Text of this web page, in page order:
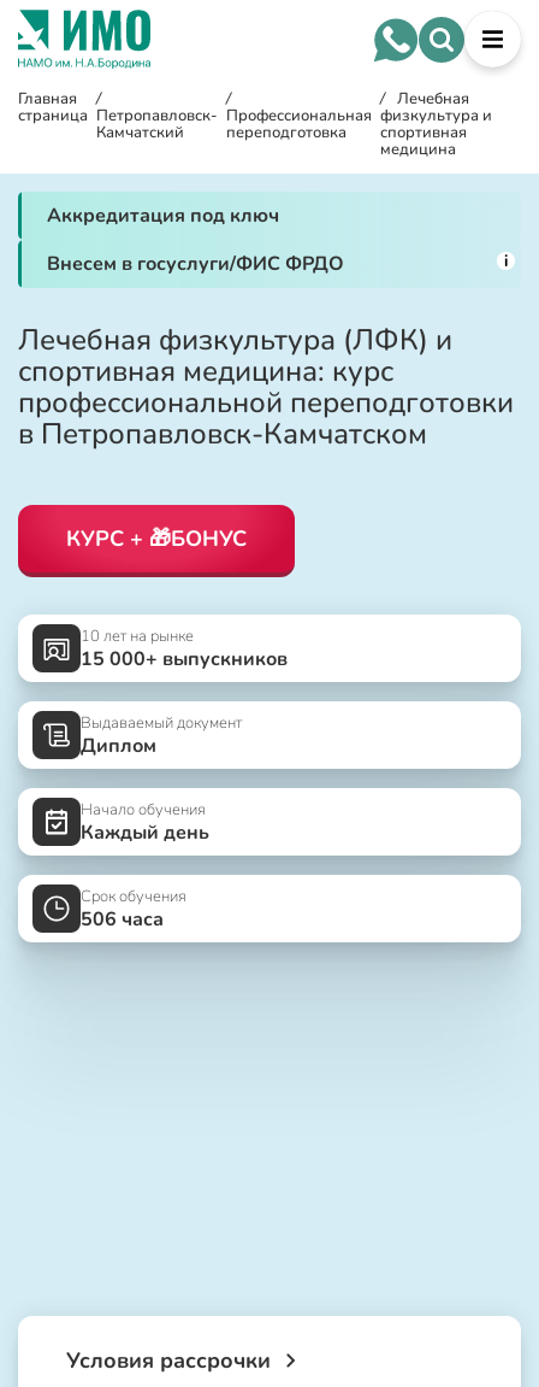
Главная
страница
/
Петропавловск-
Камчатский
/
Профессиональная
переподготовка
/ Лечебная
физкультура и
спортивная
медицина
Аккредитация под ключ
Внесем в госуслуги/ФИС ФРДО
i
Лечебная физкультура (ЛФК) и
спортивная медицина: курс
профессиональной переподготовки
в Петропавловск-Камчатском
КУРС + 🎁БОНУС
10 лет на рынке
15 000+ выпускников
Выдаваемый документ
Диплом
Начало обучения
Каждый день
Срок обучения
506 часа
Условия рассрочки